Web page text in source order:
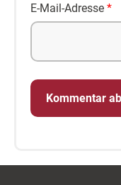
E-Mail-Adresse *